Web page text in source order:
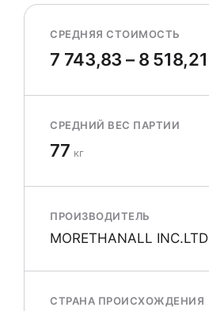
СРЕДНЯЯ СТОИМОСТЬ
7 743,83 – 8 518,21
СРЕДНИЙ ВЕС ПАРТИИ
77 кг
ПРОИЗВОДИТЕЛЬ
MORETHANALL INC.LTD
СТРАНА ПРОИСХОЖДЕНИЯ